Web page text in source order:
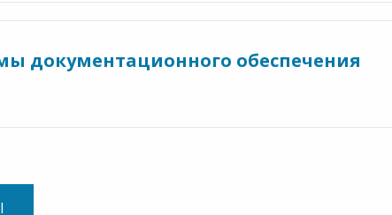
документационного обеспечения